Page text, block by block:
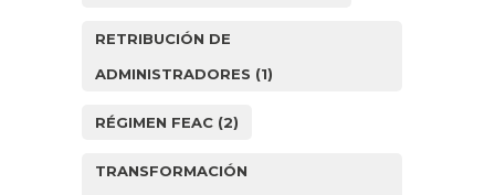
RETRIBUCIÓN DE
ADMINISTRADORES (1)
RÉGIMEN FEAC (2)
TRANSFORMACIÓN